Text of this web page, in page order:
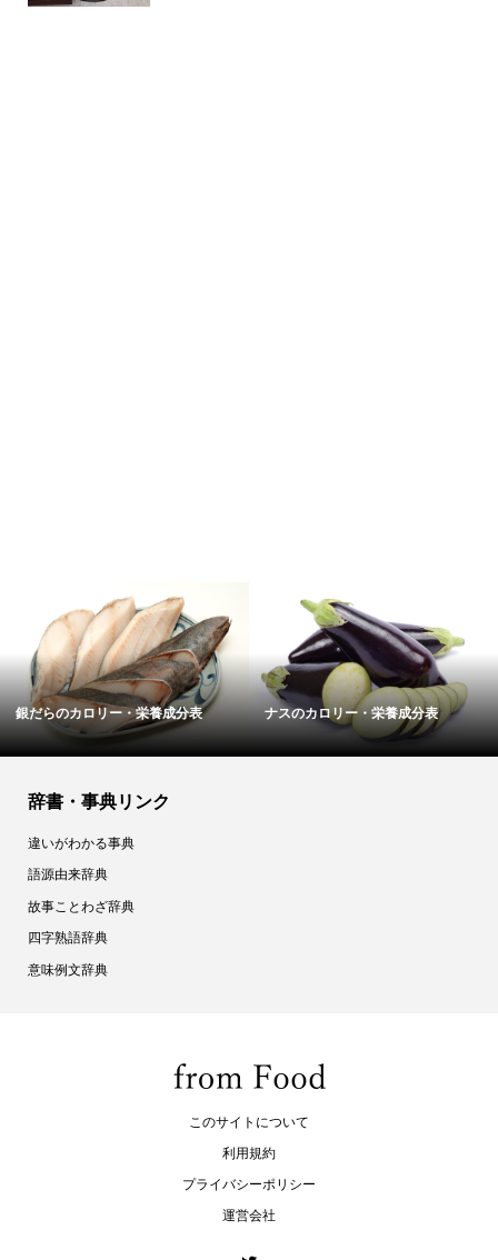
銀だらのカロリー・栄養成分表 ナスのカロリー・栄養成分表
辞書・事典リンク
違いがわかる事典
語源由来辞典
故事ことわざ辞典
四字熟語辞典
意味例文辞典
このサイトについて
利用規約
プライバシーポリシー
運営会社